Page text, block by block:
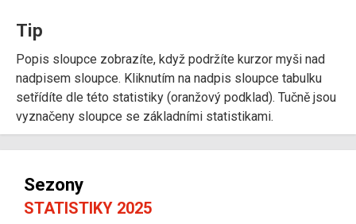
Tip
Popis sloupce zobrazíte, když podržíte kurzor myši nad
nadpisem sloupce. Kliknutím na nadpis sloupce tabulku
setřídíte dle této statistiky (oranžový podklad). Tučně jsou
vyznačeny sloupce se základními statistikami.
Sezony
STATISTIKY 2025